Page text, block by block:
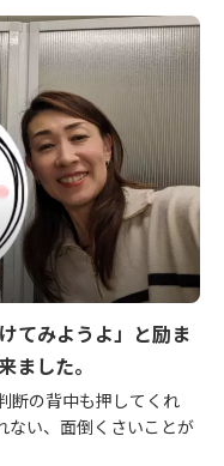
てみようよ」と励ま
ました。
断の背中も押してくれ
ない、面倒くさいことが